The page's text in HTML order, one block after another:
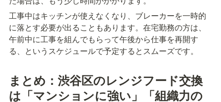
工事中はキッチンが使えなくなり、ブレーカーを一時的
に落とす必要が出ることもあります。在宅勤務の方は、
午前中に工事を組んでもらって午後から仕事を再開す
る、というスケジュールで予定するとスムーズです。
まとめ：渋谷区のレンジフード交換
は「マンションに強い」「組織力の